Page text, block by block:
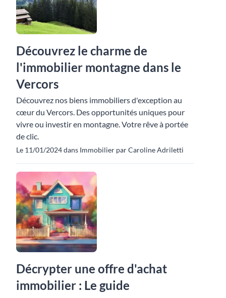
Découvrez le charme de
l'immobilier montagne dans le
Vercors
Découvrez nos biens immobiliers d'exception au
cœur du Vercors. Des opportunités uniques pour
vivre ou investir en montagne. Votre rêve à portée
de clic.
Le 11/01/2024 dans Immobilier par Caroline Adriletti
Décrypter une offre d'achat
immobilier : Le guide